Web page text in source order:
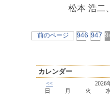
松本 浩二
前のページ 946 947
カレンダー
<< 2026
日
月 火